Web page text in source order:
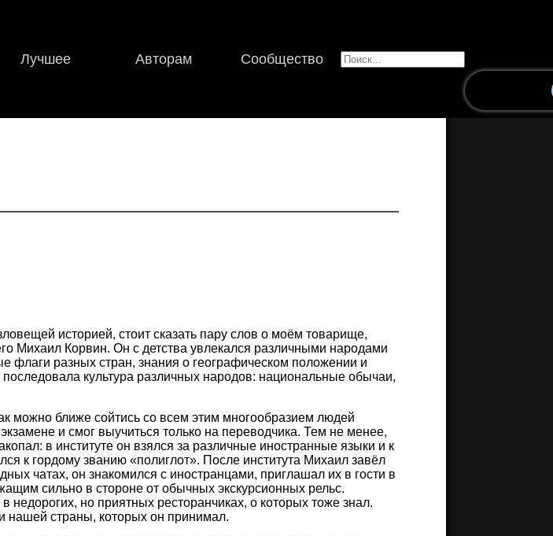
Лучшее Авторам Сообщество
историей, стоит сказать пару слов о моём товарище,
Михаил Корвин. Он с детства увлекался различными народами
разных стран, знания о географическом положении и
культура различных народов: национальные обычаи,
можно ближе сойтись со всем этим многообразием людей
и смог выучиться только на переводчика. Тем не менее,
в институте он взялся за различные иностранные языки и к
к гордому званию «полиглот». После института Михаил завёл
чатах, он знакомился с иностранцами, приглашал их в гости в
сильно в стороне от обычных экскурсионных рельс.
недорогих, но приятных ресторанчиках, о которых тоже знал.
нашей страны, которых он принимал.